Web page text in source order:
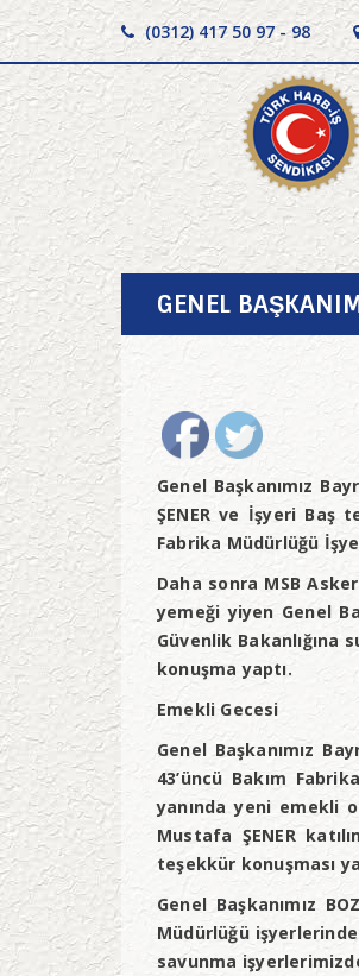
(0312) 417 50 97 - 98
GENEL
Genel Başkanımız
ŞENER ve İşyeri Baş
Fabrika Müdürlüğü
Daha sonra MSB
yemeği yiyen Genel
Güvenlik
konuşma yaptı.
Emekli Gecesi
Genel Başkanımız
43’üncü Bakım
yanında yeni emekli
Mustafa ŞENER
teşekkür konuşması
Genel Başkanımız
Müdürlüğü
savunma